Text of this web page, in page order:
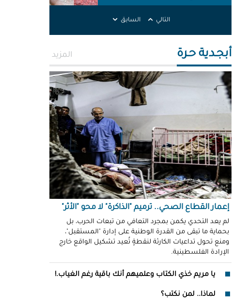
عاملات نظافة في الظل.. لا حقوق ولا
"غِراس" غزة قنابل موقوتة.. خَرابٌ نَخَر
البيئة والتربة!
عبد الله التركماني ورشا فرحات
"عرّوني وضحكوا".. انتهاكات جنسية
"مُنظّمة" في سجون "إسرائيل"!
نازحو طولكرم بين وعود الإغاثة وواقع
العوز!
رغد سلامة
إبادةُ الشُّهود.. نهجٌ "إسرائيلي"
للإفلات من العقاب!
مشيرة توفيق
قناصو "الشبح" بغزة.. هويّات تُكشف
لأول مرة!
بدائل قاتلة.. مضادات حيوية في قِطع
"آيس كريم"!
التالي السابق
أبجـدية حـرة المزيد
إعمار القطاع الصحي.. ترميم "الذاكرة" لا محو "الأثر"
لم يعد التحدي يكمن بمجرد التعافي من تبعات الحرب، بل
بحماية ما تبقى من القدرة الوطنية على إدارة "المستقبل"،
ومنع تحول تداعيات الكارثة لنقطةٍ تُعيد تشكيل الواقع خارج
الإرادة الفلسطينية.
يا مريم خذي الكتاب وعلميهم أنك باقية رغم الغياب.!
لماذا.. لمن نكتب؟